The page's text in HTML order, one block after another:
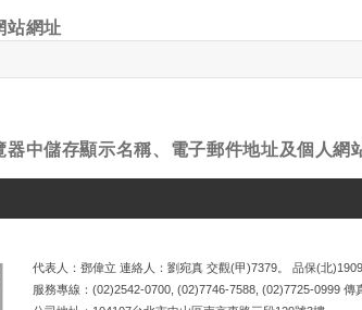
站網址
器中儲存顯示名稱、電子郵件地址及個人網
代表人：鄧偉立 連絡人：劉宛真 交觀(甲)7379。 品保(北)1909
服務專線： (02)2542-0700 (02)7746-7588 (02)7725-0999 傳